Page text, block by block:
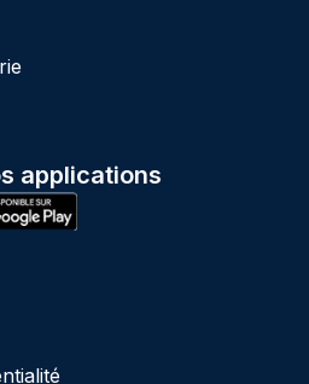
applications